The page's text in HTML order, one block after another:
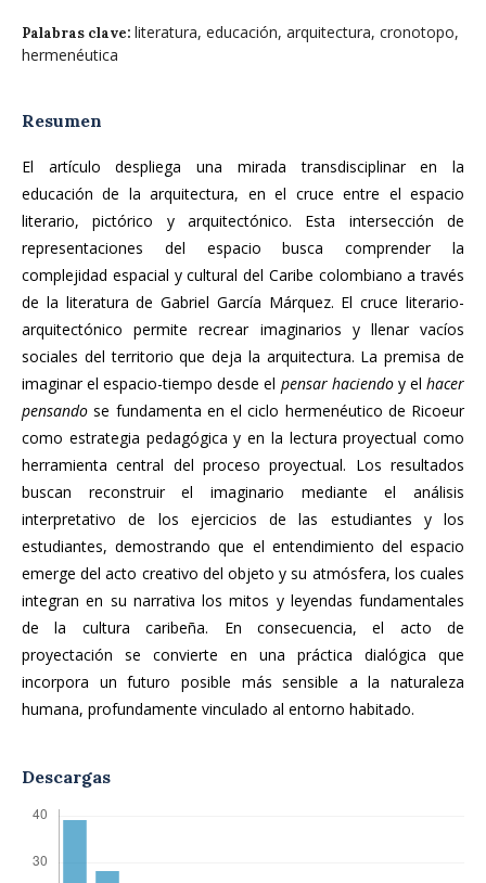
Palabras clave: literatura, educación, arquitectura, cronotopo,
hermenéutica
Resumen
El artículo despliega una mirada transdisciplinar en la
educación de la arquitectura, en el cruce entre el espacio
literario, pictórico y arquitectó­nico. Esta intersección de
representaciones del espacio busca comprender la
complejidad espacial y cultural del Caribe colombiano a través
de la literatura de Gabriel García Márquez. El cruce literario-
arquitectónico permite recrear imaginarios y llenar vacíos
sociales del territorio que deja la arquitectura. La premisa de
imaginar el espacio-tiempo desde el pensar haciendoy elhacer
pensando se fundamenta en el ciclo hermenéutico de Ricoeur
como estrategia pedagógica y en la lectura proyectual como
herramienta central del proceso proyectual. Los resultados
buscan recons­truir el imaginario mediante el análisis
interpretativo de los ejercicios de las estudiantes y los
estudiantes, demostrando que el entendimiento del espacio
emerge del acto creativo del objeto y su atmósfera, los cuales
inte­gran en su narrativa los mitos y leyendas fundamentales
de la cultura caribeña. En consecuencia, el acto de
proyectación se convierte en una práctica dialógica que
incorpora un futuro posible más sensible a la natu­raleza
humana, profundamente vinculado al entorno habitado.
Descargas